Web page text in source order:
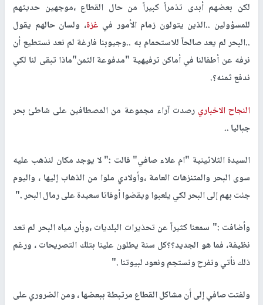
لكن بعضهم أبدى تذمراً كبيراً من حال القطاع ،موجهين حديثهم
للمسؤولين ..الذين يتولون زمام الأمور في غزة، ولسان حالهم يقول
..البحر لم يعد صالحاً للاستحمام به ..وجيوبنا فارغة لم نعد نستطيع أن
نرفه عن أطفالنا في أماكن ترفيهية "مدفوعة الثمن"ماذا تبقى لنا لكي
ندفع ثمنه؟.
النجاح الاخباري رصدت آراء مجموعة من المصطافين على شاطئ بحر
جباليا ..
السيدة الثلاثينية "ام علاء صافي" قالت :" لا يوجد مكان لنذهب عليه
سوى البحر والمتنزهات العامة ،وأولادي ملوا من الذهاب إليها ، واليوم
جئت بهم إلى البحر لكي يلعبوا ويقضوا أوقاتا سعيدة على رمال البحر ."
وأضافت :" سمعنا كثيراً عن تحذيرات البلديات ،وبأن مياه البحر لم تعد
نظيفة، فما هو الجديد؟؟كل سنة يطلون علينا بتلك التصريحات ، ورغم
ذلك نأتي ونفرح ونستجم ونعود لبيوتنا ."
ولفتت صافي إلى أن مشاكل القطاع مرتبطة ببعضها ، ومن الضروري على